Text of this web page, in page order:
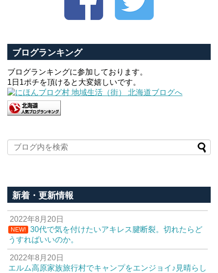
ブログランキング
ブログランキングに参加しております。
1日1ポチを頂けると大変嬉しいです。
新着・更新情報
2022年8月20日
NEW!
30代で気を付けたいアキレス腱断裂。切れたらど
うすればいいのか。
2022年8月20日
エルム高原家族旅行村でキャンプをエンジョイ♪見晴らし